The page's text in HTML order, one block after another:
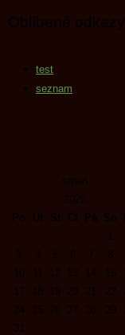
Oblíbené odkazy
test
seznam
srpen
2026
Po
Út St Čt Pá So
3
5 7 8
12 13 15
17
18 20 21 22
24
25 26 27 28 29
31